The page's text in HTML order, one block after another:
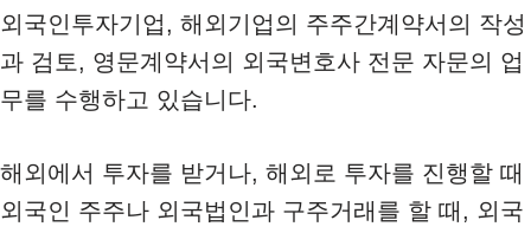
외국인투자기업, 해외기업의 주주간계약서의 작성
과 검토, 영문계약서의 외국변호사 전문 자문의 업
무를 수행하고 있습니다.
해외에서 투자를 받거나, 해외로 투자를 진행할 때
외국인 주주나 외국법인과 구주거래를 할 때, 외국